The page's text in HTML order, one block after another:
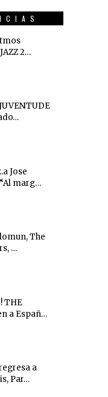
2…
Jose
marg…
The
…
THE
a Españ…
a
Par…